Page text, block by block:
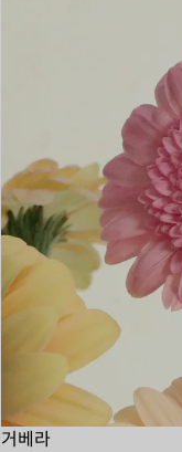
거베라